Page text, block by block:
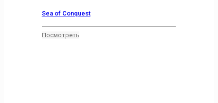
Sea of Conquest
Посмотреть